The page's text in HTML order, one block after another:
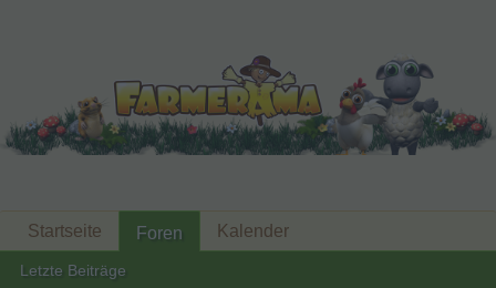
Startseite Foren
Letzte Beiträge
Kalender